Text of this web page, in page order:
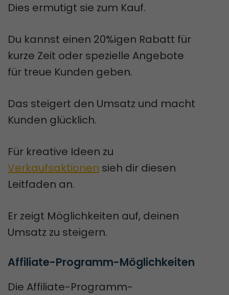
Dies ermutigt sie zum Kauf.
Du kannst einen 20%igen Rabatt für
kurze Zeit oder spezielle Angebote
für treue Kunden geben.
Das steigert den Umsatz und macht
Kunden glücklich.
Für kreative Ideen zu
Verkaufsaktionen sieh dir diesen
Leitfaden an.
Er zeigt Möglichkeiten auf, deinen
Umsatz zu steigern.
Affiliate-Programm-Möglichkeiten
Die Affiliate-Programm-